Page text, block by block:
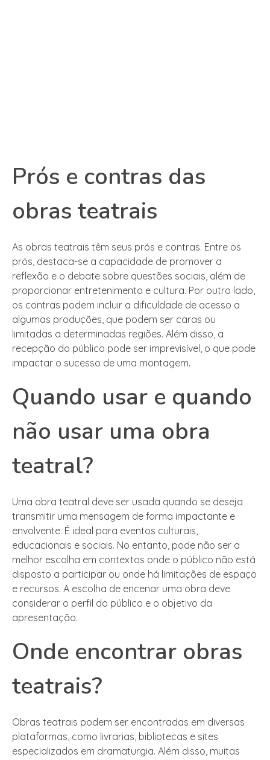
Prós e contras das
obras teatrais
As obras teatrais têm seus prós e contras. Entre os
prós, destaca-se a capacidade de promover a
reflexão e o debate sobre questões sociais, além de
proporcionar entretenimento e cultura. Por outro lado,
os contras podem incluir a dificuldade de acesso a
algumas produções, que podem ser caras ou
limitadas a determinadas regiões. Além disso, a
recepção do público pode ser imprevisível, o que pode
impactar o sucesso de uma montagem.
Quando usar e quando
não usar uma obra
teatral?
Uma obra teatral deve ser usada quando se deseja
transmitir uma mensagem de forma impactante e
envolvente. É ideal para eventos culturais,
educacionais e sociais. No entanto, pode não ser a
melhor escolha em contextos onde o público não está
disposto a participar ou onde há limitações de espaço
e recursos. A escolha de encenar uma obra deve
considerar o perfil do público e o objetivo da
apresentação.
Onde encontrar obras
teatrais?
Obras teatrais podem ser encontradas em diversas
plataformas, como livrarias, bibliotecas e sites
especializados em dramaturgia. Além disso, muitas